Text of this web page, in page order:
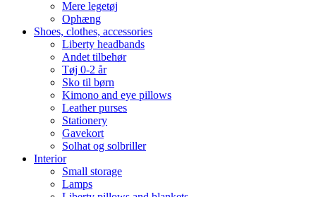
Mere legetøj
Ophæng
Shoes, clothes, accessories
Liberty headbands
Andet tilbehør
Tøj 0-2 år
Sko til børn
Kimono and eye pillows
Leather purses
Stationery
Gavekort
Solhat og solbriller
Interior
Small storage
Lamps